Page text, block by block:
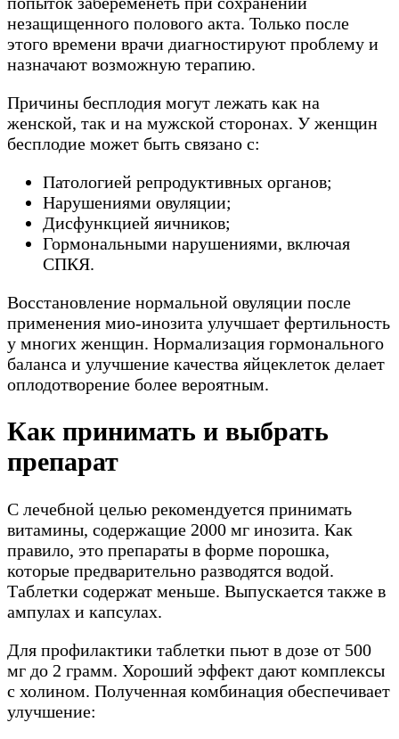
незащищенного полового акта. Только после
этого времени врачи диагностируют проблему и
назначают возможную терапию.
Причины бесплодия могут лежать как на
женской, так и на мужской сторонах. У женщин
бесплодие может быть связано с:
Патологией репродуктивных органов;
Нарушениями овуляции;
Дисфункцией яичников;
Гормональными нарушениями, включая
СПКЯ.
Восстановление нормальной овуляции после
применения мио-инозита улучшает фертильность
у многих женщин. Нормализация гормонального
баланса и улучшение качества яйцеклеток делает
оплодотворение более вероятным.
Как принимать и выбрать
препарат
С лечебной целью рекомендуется принимать
витамины, содержащие 2000 мг инозита. Как
правило, это препараты в форме порошка,
которые предварительно разводятся водой.
Таблетки содержат меньше. Выпускается также в
ампулах и капсулах.
Для профилактики таблетки пьют в дозе от 500
мг до 2 грамм. Хороший эффект дают комплексы
с холином. Полученная комбинация обеспечивает
улучшение: